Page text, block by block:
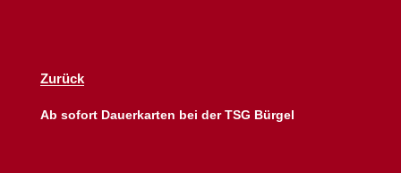
Zurück
Ab sofort Dauerkarten bei der TSG Bürgel